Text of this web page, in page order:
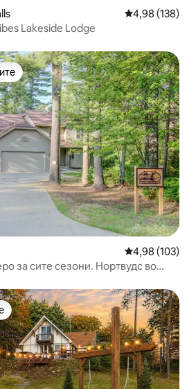
Просечна
4,98 (138)
Lakeside Lodge
на гостите“
Просечна
4,98 (103)
сезони. Нортвудс во